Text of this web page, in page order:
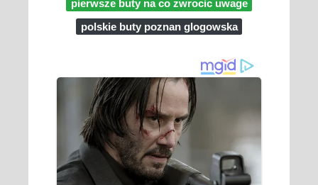
pierwsze buty na co zwrocic uwage
polskie buty poznan glogowska